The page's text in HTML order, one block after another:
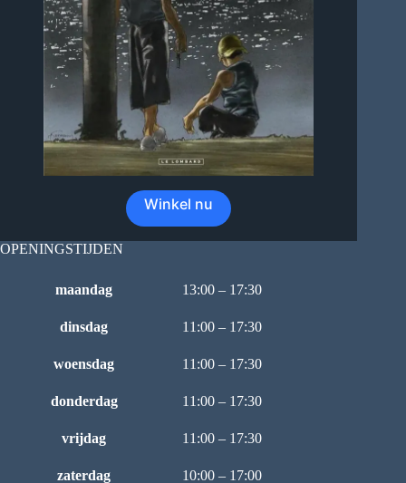
Winkel nu
OPENINGSTIJDEN
maandag 13:00 – 17:30
dinsdag 11:00 – 17:30
woensdag 11:00 – 17:30
donderdag 11:00 – 17:30
vrijdag 11:00 – 17:30
zaterdag 10:00 – 17:00